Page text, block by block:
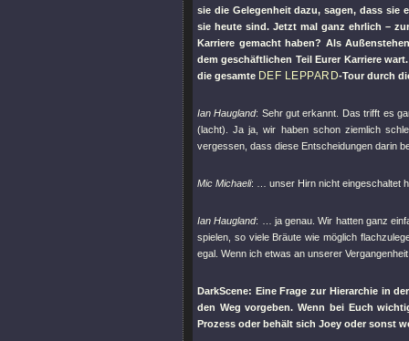
sie die Gelegenheit dazu, sagen, dass sie
sie heute sind. Jetzt mal ganz ehrlich –
Karriere gemacht haben? Als
dem geschäftlichen Teil Eurer Karriere
die gesamte DEF LEPPARD-Tour durch
Ian Haugland: Sehr gut erkannt. Das trifft es
(lacht). Ja ja, wir haben schon ziemlich
vergessen, dass diese Entscheidungen darin
Mic Michaeli: … unser Hirn nicht eingeschaltet
Ian Haugland: … ja genau. Wir hatten ganz
spielen, so viele Bräute wie möglich
egal. Wenn ich etwas an unserer
DarkScene: Eine Frage zur Hierarchie in
den Weg vorgeben. Wenn bei Euch
Prozess oder behält sich Joey oder sonst